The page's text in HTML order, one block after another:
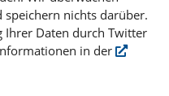
speichern nichts darüber.
Ihrer Daten durch Twitter
in der